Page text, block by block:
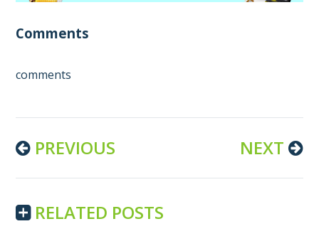
Comments
comments
Continue
Reading
PREVIOUS NEXT
RELATED POSTS